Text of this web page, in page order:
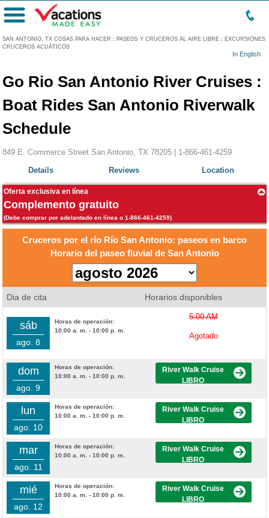
SAN ANTONIO, TX COSAS PARA HACER : PASEOS Y CRUCEROS AL AIRE LIBRE : EXCURSIÓNES
CRUCEROS ACUÁTICOS
In English
Menú
Go Rio San Antonio River Cruises :
Boat Rides San Antonio Riverwalk
Schedule
849 E. Commerce Street San Antonio, TX 78205 | 1-866-461-4259
Details
Reviews Location
Oferta exclusiva en línea
Complemento gratuito
(Debe comprar por adelantado en línea o 1-866-461-4259)
Cruceros por el río Río San Antonio: paseos en barco
Horario del paseo fluvial de San Antonio
Dia de cita Horarios disponibles
sáb
ago. 8
Horas de operación:
10:00 a. m. - 10:00 p. m.
5:00 AM
Agotado
dom
ago. 9
Horas de operación:
10:00 a. m. - 10:00 p. m.
River Walk Cruise
LIBRO
lun
ago. 10
Horas de operación:
10:00 a. m. - 10:00 p. m.
River Walk Cruise
LIBRO
mar
ago. 11
Horas de operación:
10:00 a. m. - 10:00 p. m.
River Walk Cruise
LIBRO
mié
ago. 12
Horas de operación:
10:00 a. m. - 10:00 p. m.
River Walk Cruise
LIBRO